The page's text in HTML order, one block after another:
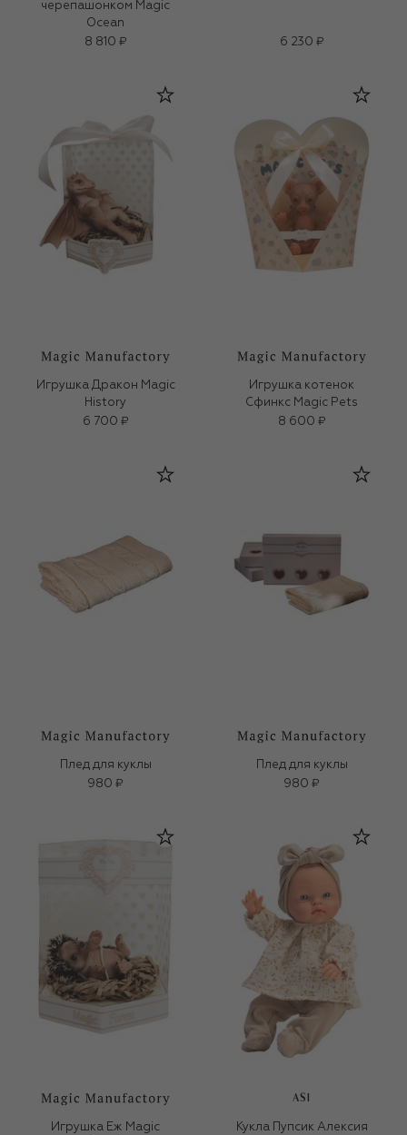
черепашонком Magic
Ocean
8 810 ₽
6 230 ₽
Игрушка Дракон Magic
History
6 700 ₽
Игрушка котенок
Сфинкс Magic Pets
8 600 ₽
Плед для куклы
980 ₽
Плед для куклы
980 ₽
Игрушка Еж Magic
ASI
Кукла Пупсик Алексия